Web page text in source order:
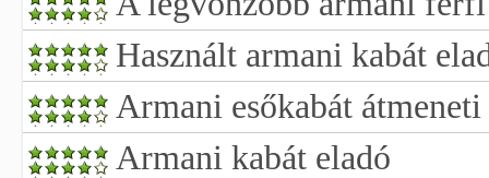
Használt armani kabát
Armani esőkabát átmeneti
Armani kabát eladó